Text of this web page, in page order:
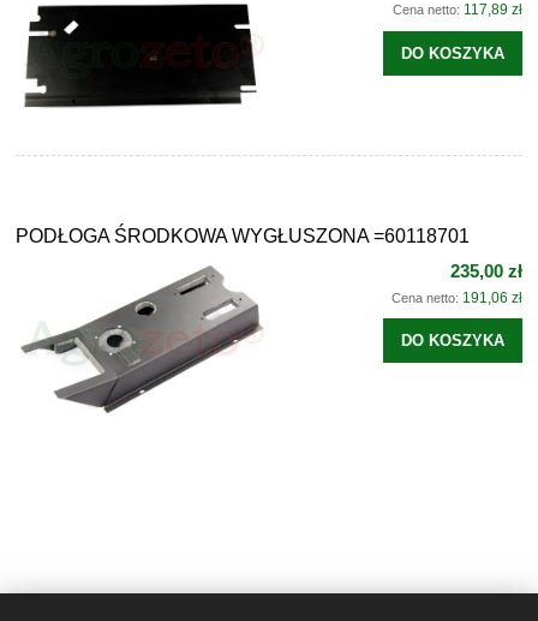
Cena netto: 117,89 zł
DO KOSZYKA
PODŁOGA ŚRODKOWA WYGŁUSZONA =60118701
235,00 zł
Cena netto: 191,06 zł
DO KOSZYKA